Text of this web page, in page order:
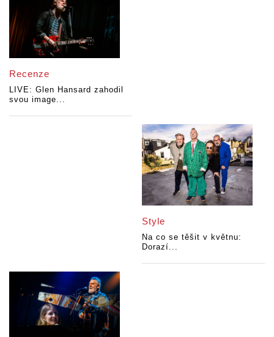
Recenze
LIVE: Glen Hansard zahodil
svou image...
Style
Na co se těšit v květnu:
Dorazí...